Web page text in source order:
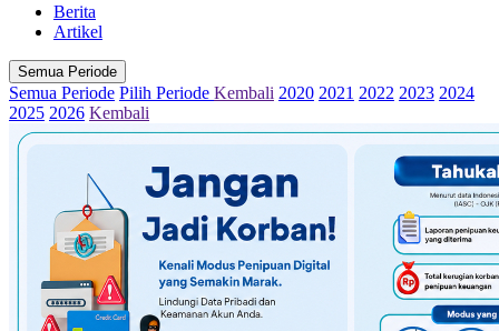
Berita
Artikel
Semua Periode
Semua Periode Pilih Periode Kembali 2020 2021 2022 2023 2024
2025 2026 Kembali